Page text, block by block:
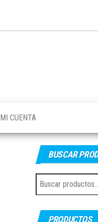
MI CUENTA
BUSCAR
Buscar
por:
PRODUCTOS